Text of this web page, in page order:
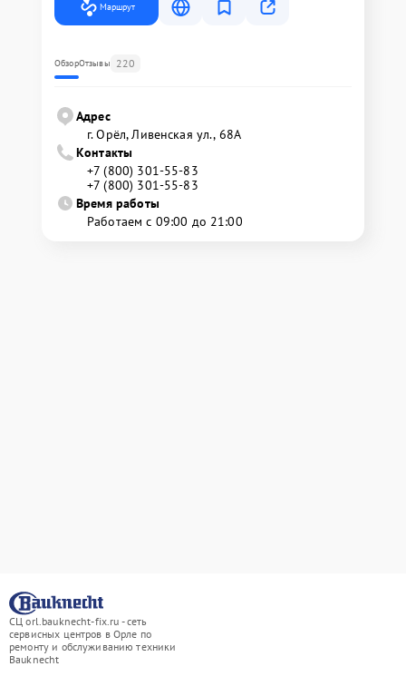
Маршрут
ОбзорОтзывы 220
Адрес
г. Орёл, Ливенская ул., 68А
Контакты
+7 (800) 301-55-83
+7 (800) 301-55-83
Время работы
Работаем с 09:00 до 21:00
СЦ orl.bauknecht-fix.ru - сеть
сервисных центров в Орле по
ремонту и обслуживанию техники
Bauknecht